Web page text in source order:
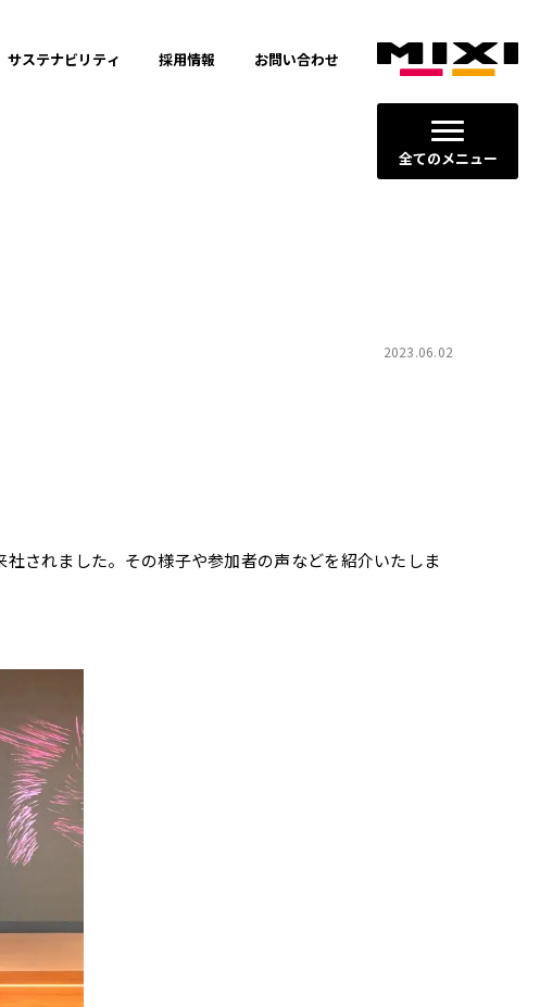
全てのメニュー
サステナビリティ 採用情報 お問い合わせ
2023.06.02
されました。その様子や参加者の声などを紹介いたしま